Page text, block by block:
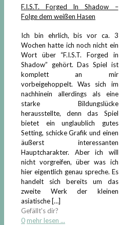
F.I.S.T. Forged In Shadow –
Folge dem weißen Hasen
Ich bin ehrlich, bis vor ca. 3
Wochen hatte ich noch nicht ein
Wort über “F.I.S.T. Forged in
Shadow” gehört. Das Spiel ist
komplett an mir
vorbeigehoppelt. Was sich im
nachhinein allerdings als eine
starke Bildungslücke
herausstellte, denn das Spiel
bietet ein unglaublich gutes
Setting, schicke Grafik und einen
äußerst interessanten
Hauptcharakter. Aber ich will
nicht vorgreifen, über was ich
hier eigentlich genau spreche. Es
handelt sich bereits um das
zweite Werk der kleinen
asiatische[…]
Gefällt's dir?
0 mehr lesen ...